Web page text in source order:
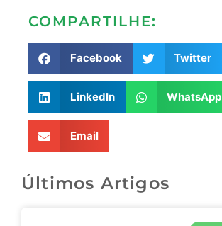
COMPARTILHE:
Facebook Twitter
LinkedIn WhatsApp
Email
Últimos Artigos